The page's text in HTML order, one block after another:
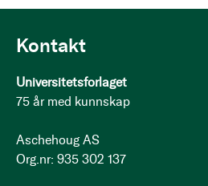
Kontakt
Universitetsforlaget
75 år med kunnskap
Aschehoug AS
Org.nr: 935 302 137